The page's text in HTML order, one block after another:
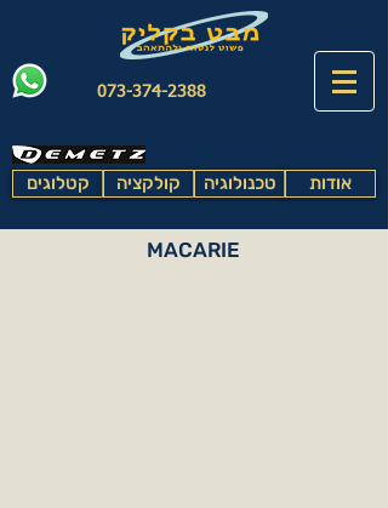
073-374-2388
קטלוגים קולקציה טכנולוגיה אודות
MACARIE